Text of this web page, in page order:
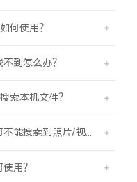
何使用？
到怎么办？
索本机文件？
在OriginOS 5上，通过智能搜索为何不能搜索到照片/视频？
用？